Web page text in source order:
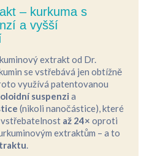
– kurkuma s
a vyšší
extrakt od Dr.
se vstřebává jen obtížně
využívá patentovanou
suspenzi a
(nikoli nanočástice), které
až 24× oproti
extraktům – a to
.